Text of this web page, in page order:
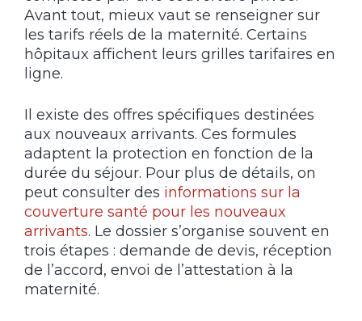
Avant tout, mieux vaut se renseigner sur
les tarifs réels de la maternité. Certains
hôpitaux affichent leurs grilles tarifaires en
ligne.
Il existe des offres spécifiques destinées
aux nouveaux arrivants. Ces formules
adaptent la protection en fonction de la
durée du séjour. Pour plus de détails, on
peut consulter des informations sur la
couverture santé pour les nouveaux
arrivants. Le dossier s’organise souvent en
trois étapes : demande de devis, réception
de l’accord, envoi de l’attestation à la
maternité.